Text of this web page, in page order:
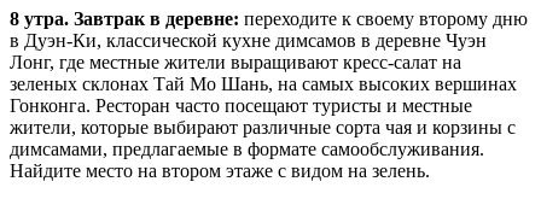
8 утра. Завтрак в деревне: переходите к своему второму дню
в Дуэн-Ки, классической кухне димсамов в деревне Чуэн
Лонг, где местные жители выращивают кресс-салат на
зеленых склонах Тай Мо Шань, на самых высоких вершинах
Гонконга. Ресторан часто посещают туристы и местные
жители, которые выбирают различные сорта чая и корзины с
димсамами, предлагаемые в формате самообслуживания.
Найдите место на втором этаже с видом на зелень.